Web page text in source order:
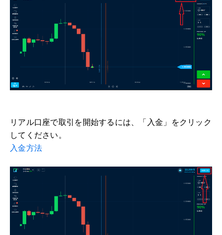
リアル口座で取引を開始するには、「入金」をクリック
してください。
入金方法